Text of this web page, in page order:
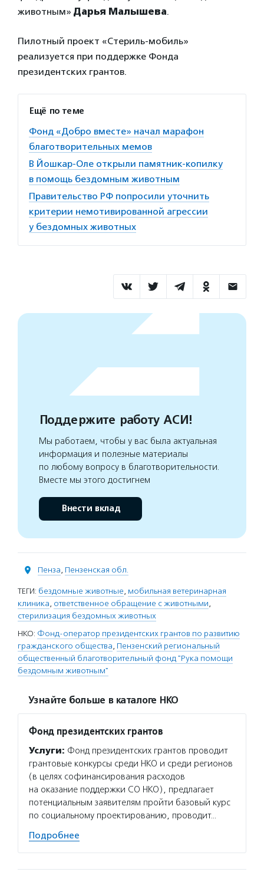
животным» Дарья Малышева.
Пилотный проект «Стериль-мобиль»
реализуется при поддержке Фонда
президентских грантов.
Ещё по теме
Фонд «Добро вместе» начал марафон
благотворительных мемов
В Йошкар-Оле открыли памятник-копилку
в помощь бездомным животным
Правительство РФ попросили уточнить
критерии немотивированной агрессии
у бездомных животных
Поддержите работу АСИ!
Мы работаем, чтобы у вас была актуальная
информация и полезные материалы
по любому вопросу в благотворительности.
Вместе мы этого достигнем
Внести вклад
Пенза, Пензенская обл.
ТЕГИ: бездомные животные, мобильная ветеринарная
клиника, ответственное обращение с животными,
стерилизация бездомных животных
НКО: Фонд-оператор президентских грантов по развитию
гражданского общества, Пензенский региональный
общественный благотворительный фонд "Рука помощи
бездомным животным"
Узнайте больше в каталоге НКО
Фонд президентских грантов
Услуги: Фонд президентских грантов проводит
грантовые конкурсы среди НКО и среди регионов
(в целях софинансирования расходов
на оказание поддержки СО НКО), предлагает
потенциальным заявителям пройти базовый курс
по социальному проектированию, проводит…
Подробнее